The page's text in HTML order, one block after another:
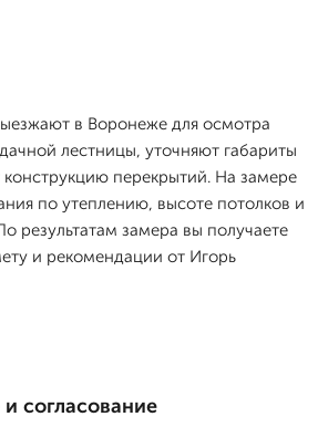
в Воронеже для осмотра
лестницы, уточняют габариты
перекрытий. На замере
по утеплению, высоте потолков и
результатам замера вы получаете
и рекомендации от Игорь
согласование